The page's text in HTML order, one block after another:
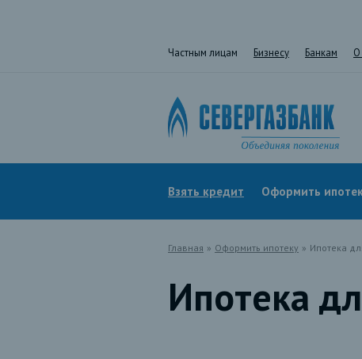
Частным лицам Бизнесу Банкам О
Взять кредит Оформить
Главная » Оформить ипотеку » Ипотека
Ипотека